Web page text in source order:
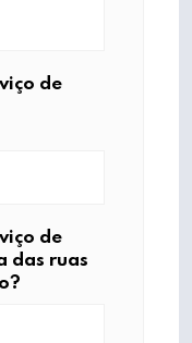
de
de
das ruas